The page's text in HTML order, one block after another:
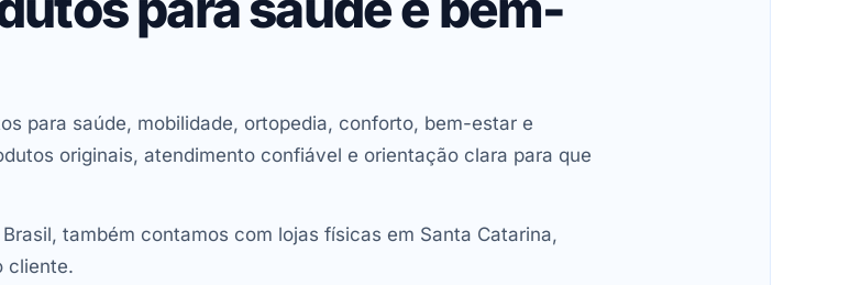
para saúde, mobilidade, ortopedia, conforto, bem-estar e
originais, atendimento confiável e orientação clara para que
também contamos com lojas físicas em Santa Catarina,
cliente.